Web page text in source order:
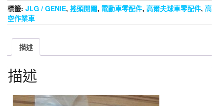
標籤: JLG / GENIE, 搖頭開關, 電動車零配件, 高爾夫球車零配件, 高
空作業車
描述
描述